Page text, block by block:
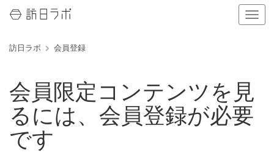
ナ
ビ
の
表
訪日ラボ 会員登録
会員限定コンテンツを見
るには、会員登録が必要
です